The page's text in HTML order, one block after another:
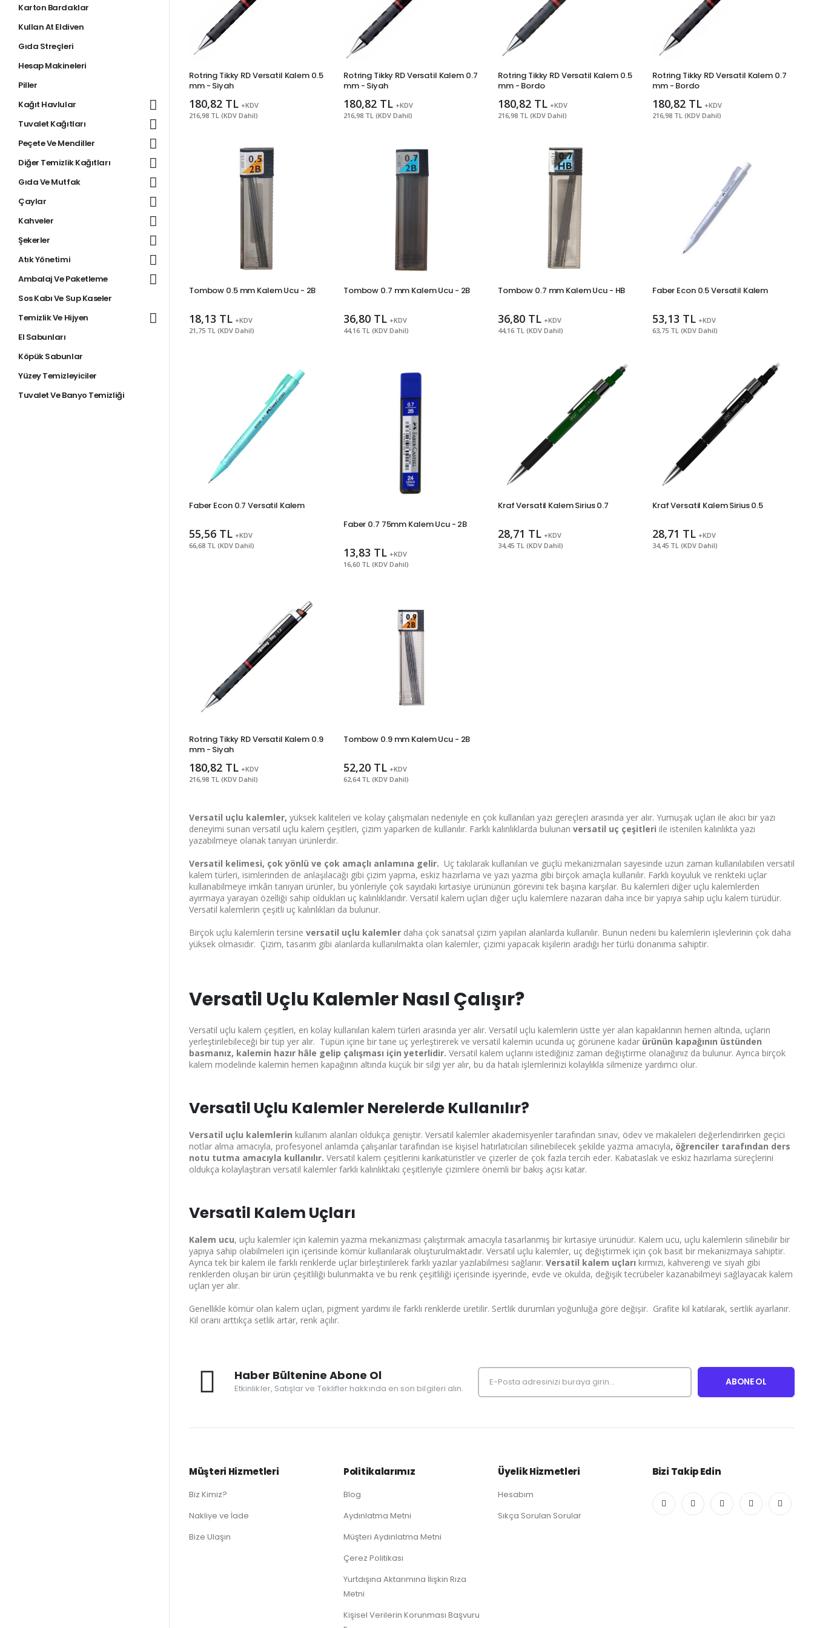
Kurumsal Üye Ol
%30'a
varan indirimlerden
yararlan.
Bu ekranı bir daha gösterme
Karton Bardaklar
Kullan At Eldiven
Gıda Streçleri
Hesap Makineleri
Piller
Kağıt Havlular
Tuvalet Kağıtları
Peçete Ve Mendiller
Diğer Temizlik Kağıtları
Gıda Ve Mutfak
Çaylar
Kahveler
Şekerler
Atık Yönetimi
Ambalaj Ve Paketleme
Sos Kabı Ve Sup Kaseler
Temizlik Ve Hijyen
El Sabunları
Köpük Sabunlar
Yüzey Temizleyiciler
Tuvalet Ve Banyo Temizliği
Rotring Tikky RD Versatil Kalem 0.5
mm - Siyah
180,82 TL +KDV
216,98 TL (KDV Dahil)
Rotring Tikky RD Versatil Kalem 0.7
mm - Siyah
180,82 TL +KDV
216,98 TL (KDV Dahil)
Rotring Tikky RD Versatil Kalem 0.5
mm - Bordo
180,82 TL +KDV
216,98 TL (KDV Dahil)
Rotring Tikky RD Versatil Kalem 0.7
mm - Bordo
180,82 TL +KDV
216,98 TL (KDV Dahil)
Tombow 0.5 mm Kalem Ucu - 2B
18,13 TL +KDV
21,75 TL (KDV Dahil)
Tombow 0.7 mm Kalem Ucu - 2B
36,80 TL +KDV
44,16 TL (KDV Dahil)
Tombow 0.7 mm Kalem Ucu - HB
36,80 TL +KDV
44,16 TL (KDV Dahil)
Faber Econ 0.5 Versatil Kalem
53,13 TL +KDV
63,75 TL (KDV Dahil)
Faber Econ 0.7 Versatil Kalem
55,56 TL +KDV
66,68 TL (KDV Dahil)
Faber 0.7 75mm Kalem Ucu - 2B
13,83 TL +KDV
16,60 TL (KDV Dahil)
Kraf Versatil Kalem Sirius 0.7
28,71 TL +KDV
34,45 TL (KDV Dahil)
Kraf Versatil Kalem Sirius 0.5
28,71 TL +KDV
34,45 TL (KDV Dahil)
Rotring Tikky RD Versatil Kalem 0.9
mm - Siyah
180,82 TL +KDV
216,98 TL (KDV Dahil)
Tombow 0.9 mm Kalem Ucu - 2B
52,20 TL +KDV
62,64 TL (KDV Dahil)
Versatil uçlu kalemler, yüksek kaliteleri ve kolay çalışmaları nedeniyle en çok kullanılan yazı gereçleri arasında yer alır. Yumuşak uçları ile akıcı bir yazı
deneyimi sunan versatil uçlu kalem çeşitleri, çizim yaparken de kullanılır. Farklı kalınlıklarda bulunan versatil uç çeşitleri ile istenilen kalınlıkta yazı
yazabilmeye olanak tanıyan ürünlerdir.
Versatil kelimesi, çok yönlü ve çok amaçlı anlamına gelir. Uç takılarak kullanılan ve güçlü mekanizmaları sayesinde uzun zaman kullanılabilen versatil
kalem türleri, isimlerinden de anlaşılacağı gibi çizim yapma, eskiz hazırlama ve yazı yazma gibi birçok amaçla kullanılır. Farklı koyuluk ve renkteki uçlar
kullanabilmeye imkân tanıyan ürünler, bu yönleriyle çok sayıdaki kırtasiye ürününün görevini tek başına karşılar. Bu kalemleri diğer uçlu kalemlerden
ayırmaya yarayan özelliği sahip oldukları uç kalınlıklarıdır. Versatil kalem uçları diğer uçlu kalemlere nazaran daha ince bir yapıya sahip uçlu kalem türüdür.
Versatil kalemlerin çeşitli uç kalınlıkları da bulunur.
Birçok uçlu kalemlerin tersine versatil uçlu kalemler daha çok sanatsal çizim yapılan alanlarda kullanılır. Bunun nedeni bu kalemlerin işlevlerinin çok daha
yüksek olmasıdır. Çizim, tasarım gibi alanlarda kullanılmakta olan kalemler, çizimi yapacak kişilerin aradığı her türlü donanıma sahiptir.
Versatil Uçlu Kalemler Nasıl Çalışır?
Versatil uçlu kalem çeşitleri, en kolay kullanılan kalem türleri arasında yer alır. Versatil uçlu kalemlerin üstte yer alan kapaklarının hemen altında, uçların
yerleştirilebileceği bir tüp yer alır. Tüpün içine bir tane uç yerleştirerek ve versatil kalemin ucunda uç görünene kadar ürünün kapağının üstünden
basmanız, kalemin hazır hâle gelip çalışması için yeterlidir. Versatil kalem uçlarını istediğiniz zaman değiştirme olanağınız da bulunur. Ayrıca birçok
kalem modelinde kalemin hemen kapağının altında küçük bir silgi yer alır, bu da hatalı işlemlerinizi kolaylıkla silmenize yardımcı olur.
Versatil Uçlu Kalemler Nerelerde Kullanılır?
Versatil uçlu kalemlerin kullanım alanları oldukça geniştir. Versatil kalemler akademisyenler tarafından sınav, ödev ve makaleleri değerlendirirken geçici
notlar alma amacıyla, profesyonel anlamda çalışanlar tarafından ise kişisel hatırlatıcıları silinebilecek şekilde yazma amacıyla, öğrenciler tarafından ders
notu tutma amacıyla kullanılır. Versatil kalem çeşitlerini karikatüristler ve çizerler de çok fazla tercih eder. Kabataslak ve eskiz hazırlama süreçlerini
oldukça kolaylaştıran versatil kalemler farklı kalınlıktaki çeşitleriyle çizimlere önemli bir bakış açısı katar.
Versatil Kalem Uçları
Kalem ucu, uçlu kalemler için kalemin yazma mekanizması çalıştırmak amacıyla tasarlanmış bir kırtasiye ürünüdür. Kalem ucu, uçlu kalemlerin silinebilir bir
yapıya sahip olabilmeleri için içerisinde kömür kullanılarak oluşturulmaktadır. Versatil uçlu kalemler, uç değiştirmek için çok basit bir mekanizmaya sahiptir.
Ayrıca tek bir kalem ile farklı renklerde uçlar birleştirilerek farklı yazılar yazılabilmesi sağlanır. Versatil kalem uçları kırmızı, kahverengi ve siyah gibi
renklerden oluşan bir ürün çeşitliliği bulunmakta ve bu renk çeşitliliği içerisinde işyerinde, evde ve okulda, değişik tecrübeler kazanabilmeyi sağlayacak kalem
uçları yer alır.
Genellikle kömür olan kalem uçları, pigment yardımı ile farklı renklerde üretilir. Sertlik durumları yoğunluğa göre değişir. Grafite kil katılarak, sertlik ayarlanır.
Kil oranı arttıkça setlik artar, renk açılır.
Haber Bültenine Abone Ol
Etkinlikler, Satışlar ve Teklifler hakkında en son bilgileri alın.
Müşteri Hizmetleri
Biz Kimiz?
Nakliye ve İade
Bize Ulaşın
Politikalarımız
Blog
Aydınlatma Metni
Müşteri Aydınlatma Metni
Çerez Politikası
Yurtdışına Aktarımına İlişkin Rıza
Metni
Kişisel Verilerin Korunması Başvuru
Üyelik Hizmetleri
Hesabım
Sıkça Sorulan Sorular
Bizi Takip Edin